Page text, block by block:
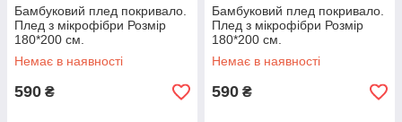
Бамбуковий плед покривало.
Плед з мікрофібри Розмір
180*200 см.
Немає в наявності
590 ₴
Бамбуковий плед покривало.
Плед з мікрофібри Розмір
180*200 см.
Немає в наявності
590 ₴